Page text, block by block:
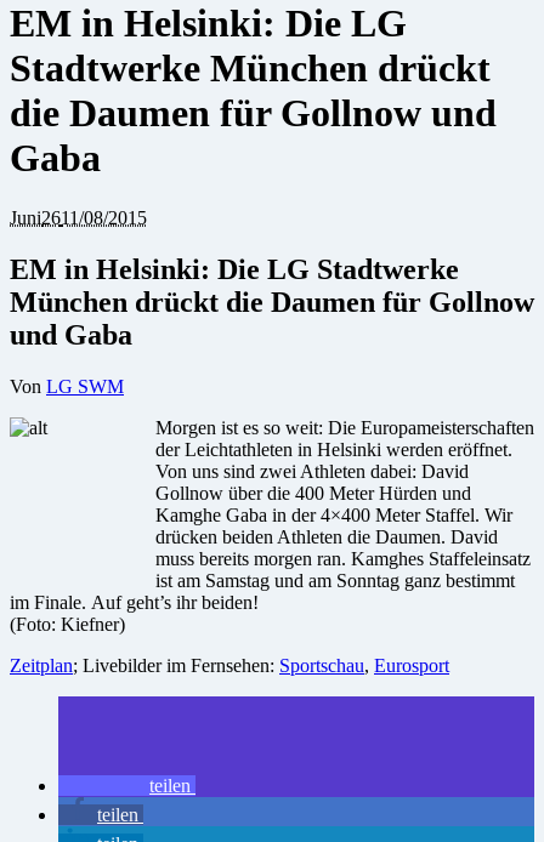
EM in Helsinki: Die LG
Stadtwerke München drückt
die Daumen für Gollnow und
Gaba
Juni2611/08/2015
EM in Helsinki: Die LG Stadtwerke
München drückt die Daumen für Gollnow
und Gaba
Von LG SWM
Morgen ist es so weit: Die Europameisterschaften
der Leichtathleten in Helsinki werden eröffnet.
Von uns sind zwei Athleten dabei: David
Gollnow über die 400 Meter Hürden und
Kamghe Gaba in der 4×400 Meter Staffel. Wir
drücken beiden Athleten die Daumen. David
muss bereits morgen ran. Kamghes Staffeleinsatz
ist am Samstag und am Sonntag ganz bestimmt
im Finale. Auf geht’s ihr beiden!
(Foto: Kiefner)
Zeitplan; Livebilder im Fernsehen: Sportschau, Eurosport
teilen
teilen